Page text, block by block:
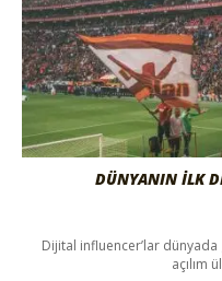
DÜNYANIN İLK
Dijital influencer’lar
açılım